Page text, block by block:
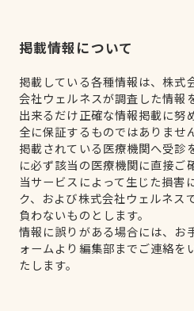
掲載情報について
掲載している各種情報は、株式
会社ウェルネスが調査した情報
出来るだけ正確な情報掲載に努
全に保証するものではありませ
掲載されている医療機関へ受診
に必ず該当の医療機関に直接ご
当サービスによって生じた損害
ク、および株式会社ウェルネス
負わないものとします。
情報に誤りがある場合には、お
ォームより編集部までご連絡を
たします。